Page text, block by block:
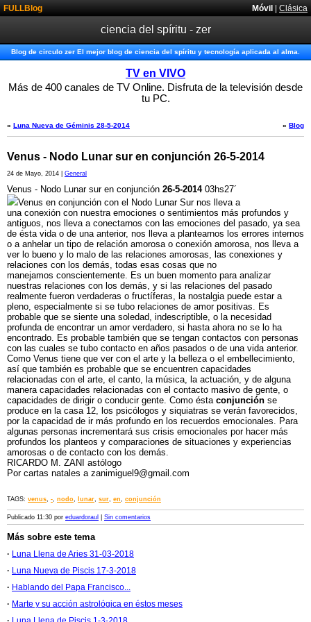
Móvil | Clásica
FULLBlog
ciencia del spíritu - zer
Blog de circulo zer El mejor blog de ciencia del spíritu y tecnología aplicada al alma.
TV en VIVO
Más de 400 canales de TV Online. Disfruta de la televisión desde
tu PC.
« Blog
« Luna Nueva de Géminis 28-5-2014
Venus - Nodo Lunar sur en conjunción 26-5-2014
24 de Mayo, 2014 | General
Venus - Nodo Lunar sur en conjunción 26-5-201403hs27´
Venus en conjunción con el Nodo Lunar Sur nos lleva a
una conexión con nuestra emociones o sentimientos más profundos y
antiguos, nos lleva a conectarnos con las emociones del pasado, ya sea
de ésta vida o de una anterior, nos lleva a plantearnos los errores internos
o a anhelar un tipo de relación amorosa o conexión amorosa, nos lleva a
ver lo bueno y lo malo de las relaciones amorosas, las conexiones y
relaciones con los demás, todas esas cosas que no
manejamos conscientemente. Es un buen momento para analizar
nuestras relaciones con los demás, y si las relaciones del pasado
realmente fueron verdaderas o fructíferas, la nostalgia puede estar a
pleno, especialmente si se tubo relaciones de amor positivas. Es
probable que se siente una soledad, indescriptible, o la necesidad
profunda de encontrar un amor verdadero, si hasta ahora no se lo ha
encontrado. Es probable también que se tengan contactos con personas
con las cuales se tubo contacto en años pasados o de una vida anterior.
Como Venus tiene que ver con el arte y la belleza o el embellecimiento,
así que también es probable que se encuentren capacidades
relacionadas con el arte, el canto, la música, la actuación, y de alguna
manera capacidades relacionadas con el contacto masivo de gente, o
capacidades de dirigir o conducir gente. Como ésta conjunción se
produce en la casa 12, los psicólogos y siquiatras se verán favorecidos,
por la capacidad de ir más profundo en los recuerdos emocionales. Para
algunas personas incrementará sus crisis emocionales por hacer más
profundos los planteos y comparaciones de situaciones y experiencias
amorosas o de contacto con los demás.
RICARDO M. ZANI astólogo
Por cartas natales a zanimiguel9@gmail.com
TAGS: venus, -, nodo, lunar, sur, en, conjunción
Publicado 11:30 por eduardoraul Sin comentarios
Más sobre este tema
· Luna Llena de Aries 31-03-2018
· Luna Nueva de Piscis 17-3-2018
· Hablando del Papa Francisco...
· Marte y su acción astrológica en éstos meses